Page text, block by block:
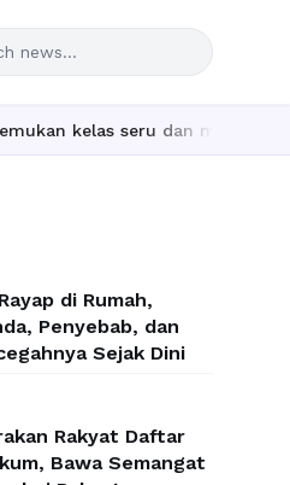
seru dan materi lengkap
di Rumah,
Penyebab, dan
Sejak Dini
Rakyat Daftar
Bawa Semangat